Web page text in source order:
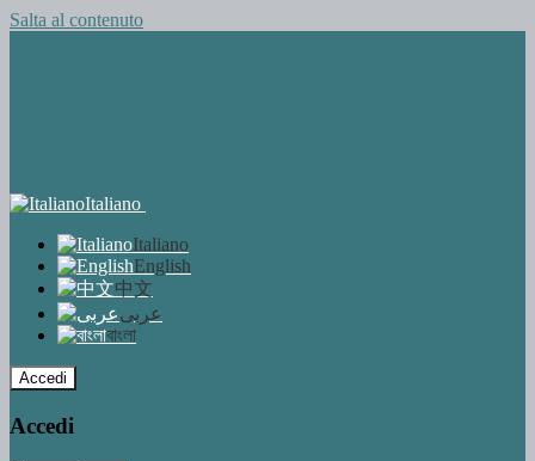
Salta al contenuto
Italiano
Italiano
English
中文
عربى
বাংলা
Accedi
Accedi